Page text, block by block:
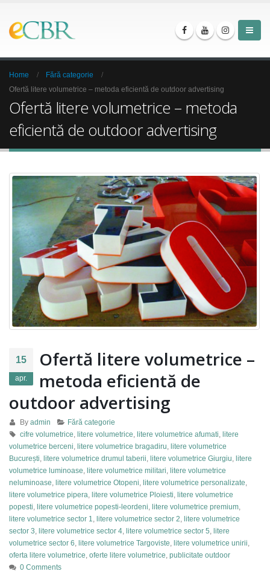
Home
Fără categorie
Ofertă litere volumetrice – metoda eficientă de outdoor advertising
Ofertă litere volumetrice – metoda
eficientă de outdoor advertising
15
apr.
Ofertă litere volumetrice –
metoda eficientă de
outdoor advertising
By admin
Fără categorie
cifre volumetrice litere volumetrice litere volumetrice afumati litere
volumetrice berceni litere volumetrice bragadiru litere volumetrice
București litere volumetrice drumul taberii litere volumetrice Giurgiu litere
volumetrice luminoase litere volumetrice militari litere volumetrice
neluminoase litere volumetrice Otopeni litere volumetrice personalizate
litere volumetrice pipera litere volumetrice Ploiesti litere volumetrice
popesti litere volumetrice popesti-leordeni litere volumetrice premium
litere volumetrice sector 1
litere volumetrice sector 2 litere volumetrice
sector 3 litere volumetrice sector 4 litere volumetrice sector 5 litere
volumetrice sector 6 litere volumetrice Targoviste litere volumetrice unirii
oferta litere volumetrice oferte litere volumetrice publicitate outdoor
0 Comments